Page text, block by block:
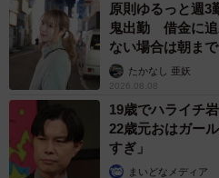
原則ゆるっと週
鬼出勤 借金に
ない場合は朝ま
ストに取材】
たかなし 亜妖
2026.08.08
19歳でハライチ
22歳元おはガー
すぎ」
まいどなメディア